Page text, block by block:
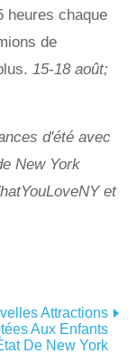
heures chaque
de
15-18 août;
d'été avec
New York
et
Attractions
Aux Enfants
De New York